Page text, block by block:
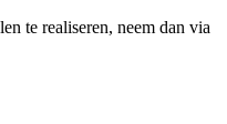
te realiseren, neem dan via